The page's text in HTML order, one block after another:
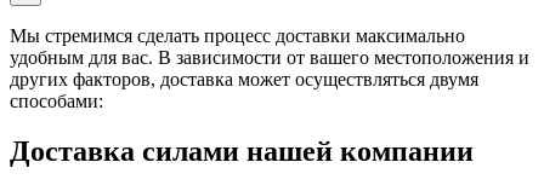
Мы стремимся сделать процесс доставки максимально
удобным для вас. В зависимости от вашего местоположения и
других факторов, доставка может осуществляться двумя
способами:
Доставка силами нашей компании